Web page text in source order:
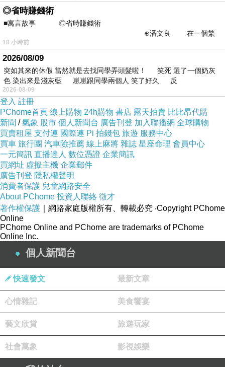
PS.若您家裡有0~4歲的小朋友，
費《迪士尼美語世界試用包》
↓↓↓限量特優價格按鈕↓↓↓
◎省時賺錢術
■寓言故事 ◎省時賺錢術
⊕潘文良 在一個繁
華的商業街上，有兩家傳統
18 小時前
2026/08/09
突如其來的休假 當然就是去找同學弄頭髮啦！ 笑死 選了一個奶灰
色 染出來是淺灰藍 崽崽跟同學兩個人 笑了好久 反
2026-08-09
登入 註冊
PChome首頁 線上購物 24h購物 書店 露天拍賣 比比昂代購
新聞 /氣象 股市 個人新聞台 廣告刊登 加入聯播網 全球購物
買賣租屋 支付連 國際連 Pi 拍錢包 旅遊 服務中心
買車 旅行團 汽車險推薦 線上麻將 雜誌 星座命理 會員中心
一元簡訊 直播達人 數位憑證 企業簡訊
買網址 虛擬主機 企業郵件
廣告刊登 隱私權聲明
消費者保護 兒童網路安全
About PChome 投資人聯絡 徵才
著作權保護 ｜網路家庭版權所有、轉載必究 ‧Copyright PChome
Online
PChome Online and PChome are trademarks of PChome
Online Inc.
個人新聞台
快速發文 最新文章
心情雜記 美食饗宴
藝文欣賞 旅遊玩家
社會萬象 影視娛樂